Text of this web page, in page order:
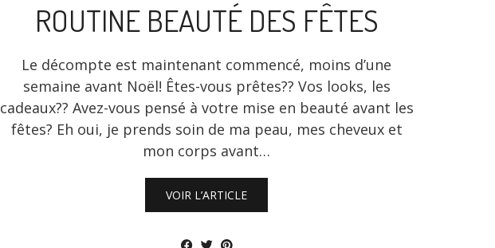
ROUTINE BEAUTÉ DES FÊTES
Le décompte est maintenant commencé, moins d’une
semaine avant Noël! Êtes-vous prêtes?? Vos looks, les
cadeaux?? Avez-vous pensé à votre mise en beauté avant les
fêtes? Eh oui, je prends soin de ma peau, mes cheveux et
mon corps avant…
VOIR L’ARTICLE